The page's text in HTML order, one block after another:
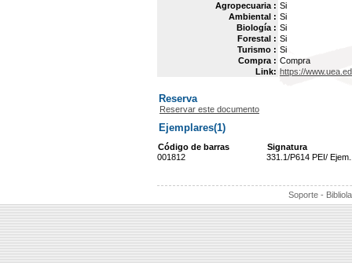
Agropecuaria : Si
Ambiental : Si
Biología : Si
Forestal : Si
Turismo : Si
Compra : Compra
Link: https://
Reserva
Reservar este documento
Ejemplares(1)
Código de barras
Signatura
001812
331.1/P614 PEI/
Soporte -